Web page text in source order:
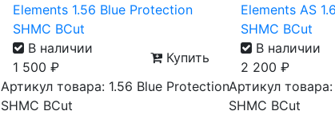
Elements 1.56 Blue Protection
SHMC BCut
В наличии
1 500 ₽
Купить
Артикул товара: 1.56 Blue Protection
SHMC BCut
Elements AS
SHMC BCut
В наличии
2 200 ₽
Артикул
SHMC BCut